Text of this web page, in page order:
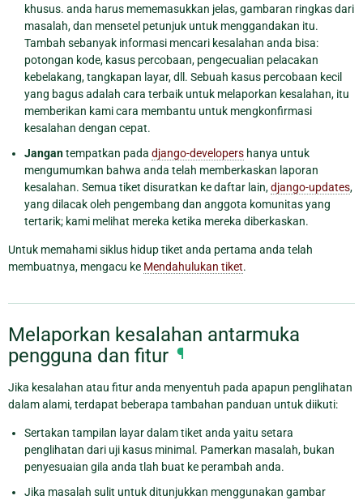
khusus. anda harus mememasukkan jelas, gambaran ringkas dari
masalah, dan mensetel petunjuk untuk menggandakan itu.
Tambah sebanyak informasi mencari kesalahan anda bisa:
potongan kode, kasus percobaan, pengecualian pelacakan
kebelakang, tangkapan layar, dll. Sebuah kasus percobaan kecil
yang bagus adalah cara terbaik untuk melaporkan kesalahan, itu
memberikan kami cara membantu untuk mengkonfirmasi
kesalahan dengan cepat.
Jangantempatkan pada django-developers hanya untuk
mengumumkan bahwa anda telah memberkaskan laporan
kesalahan. Semua tiket disuratkan ke daftar lain,django-updates,
yang dilacak oleh pengembang dan anggota komunitas yang
tertarik; kami melihat mereka ketika mereka diberkaskan.
Untuk memahami siklus hidup tiket anda pertama anda telah
membuatnya, mengacu ke Mendahulukan tiket.
Melaporkan kesalahan antarmuka
pengguna dan fitur ¶
Jika kesalahan atau fitur anda menyentuh pada apapun penglihatan
dalam alami, terdapat beberapa tambahan panduan untuk diikuti:
Sertakan tampilan layar dalam tiket anda yaitu setara
penglihatan dari uji kasus minimal. Pamerkan masalah, bukan
penyesuaian gila anda tlah buat ke perambah anda.
Jika masalah sulit untuk ditunjukkan menggunakan gambar